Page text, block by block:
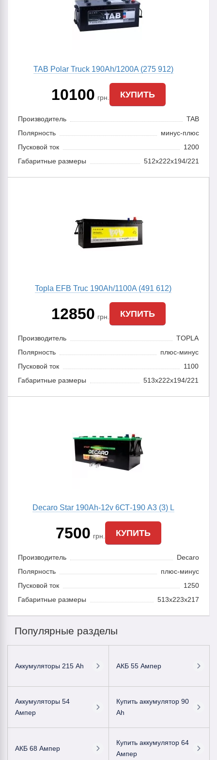
TAB Polar Truck 190Ah/1200A (275 912)
10100 грн. КУПИТЬ
Производитель
TAB
Полярность
минус-плюс
Пусковой ток
1200
Габаритные размеры
512х222х194/221
Topla EFB Truc 190Ah/1100A (491 612)
12850 грн. КУПИТЬ
Производитель
TOPLA
Полярность
плюс-минус
Пусковой ток
1100
Габаритные размеры
513x222x194/221
Decaro Star 190Ah-12v 6СТ-190 A3 (3) L
7500 грн. КУПИТЬ
Производитель
Decaro
Полярность
плюс-минус
Пусковой ток
1250
Габаритные размеры
513x223x217
Популярные разделы
Аккумуляторы 215 Ah АКБ 55 Ампер
Аккумуляторы 54
Ампер
Купить аккумулятор 90
Ah
АКБ 68 Ампер
Купить аккумулятор 64
Ампер